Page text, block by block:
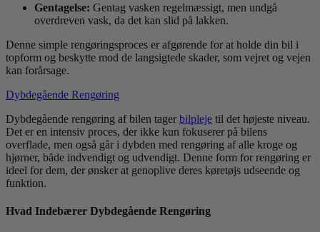
Gentagelse: Gentag vasken regelmæssigt, men undgå
overdreven vask, da det kan slid på lakken.
Denne simple rengøringsproces er afgørende for at holde din bil i
topform og beskytte mod de langsigtede skader, som vejret og vejen
kan forårsage.
Dybdegående Rengøring
Dybdegående rengøring af bilen tager bilpleje til det højeste niveau.
Det er en intensiv proces, der ikke kun fokuserer på bilens
overflade, men også går i dybden med rengøring af alle kroge og
hjørner, både indvendigt og udvendigt. Denne form for rengøring er
ideel for dem, der ønsker at genoplive deres køretøjs udseende og
funktion.
Hvad Indebærer Dybdegående Rengøring